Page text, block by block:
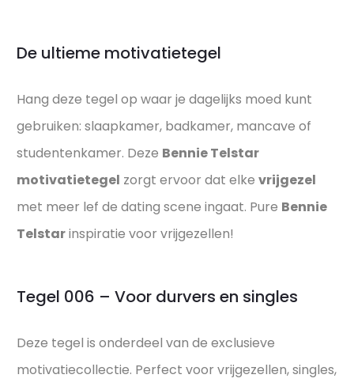
De ultieme motivatietegel
Hang deze tegel op waar je dagelijks moed kunt
gebruiken: slaapkamer, badkamer, mancave of
studentenkamer. Deze Bennie Telstar
motivatietegel zorgt ervoor dat elke vrijgezel
met meer lef de dating scene ingaat. Pure Bennie
Telstarinspiratie voor vrijgezellen!
Tegel 006 – Voor durvers en singles
Deze tegel is onderdeel van de exclusieve
motivatiecollectie. Perfect voor vrijgezellen, singles,